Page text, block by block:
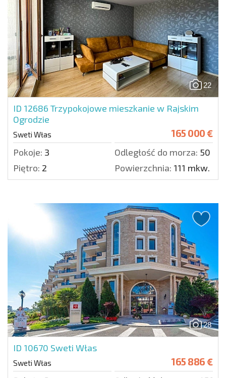
22
ID 12686 Trzypokojowe mieszkanie w Rajskim
Ogrodzie
Sweti Włas 165 000 €
Pokoje: 3 Odległość do morza: 50 m.
Piętro: 2 Powierzchnia: 111 mkw.
28
ID 10670 Sweti Włas
Sweti Włas 165 886 €